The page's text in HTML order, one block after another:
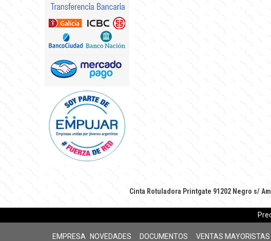
Cinta Rotuladora Printgate 91202 Negro s/
EMPRESA NOVEDADES DOCUMENTOS VENTAS MAYORISTAS